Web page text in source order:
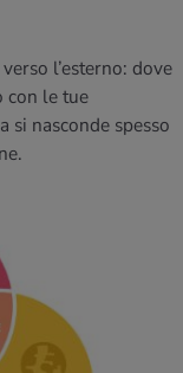
l’esterno: dove
con le tue
si nasconde spesso